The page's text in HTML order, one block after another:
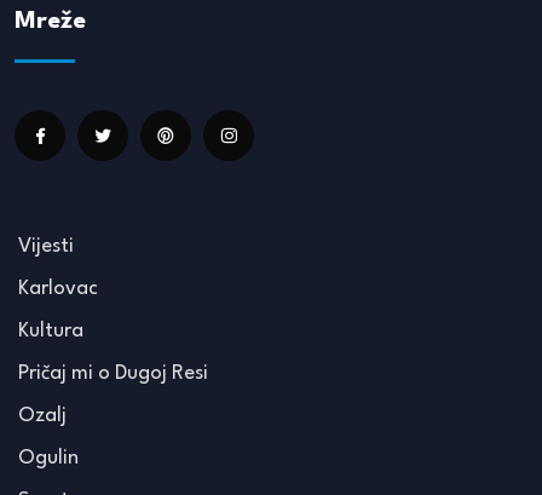
Mreže
Vijesti
Karlovac
Kultura
Pričaj mi o Dugoj Resi
Ozalj
Ogulin